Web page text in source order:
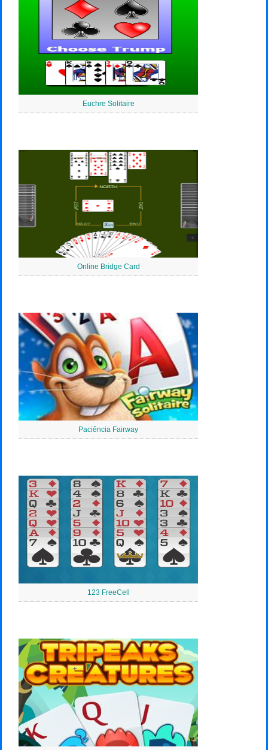
Euchre Solitaire
Online Bridge Card
Paciência Fairway
123 FreeCell